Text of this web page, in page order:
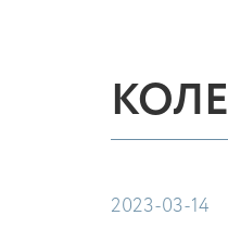
2023-03-14